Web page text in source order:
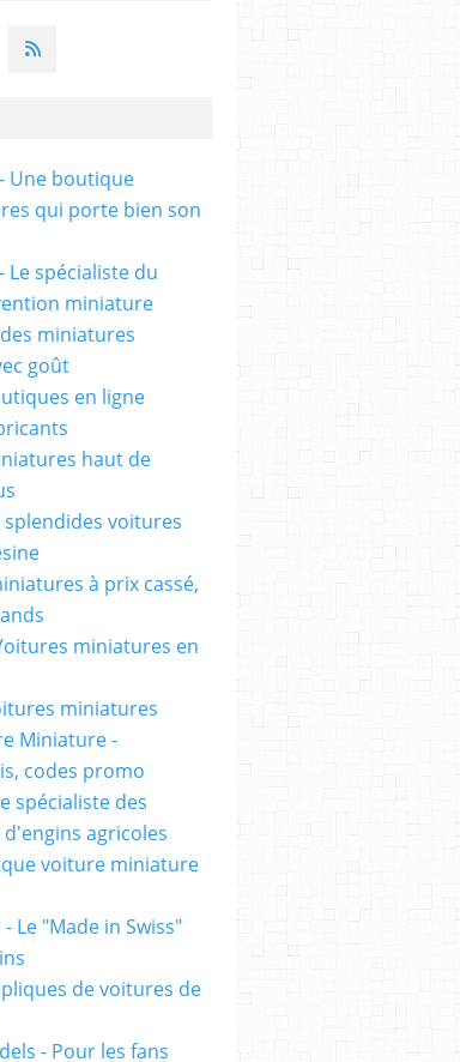
Une boutique
qui porte bien son
Le spécialiste du
miniature
miniatures
goût
en ligne
haut de
splendides voitures
à prix cassé,
miniatures en
miniatures
Miniature -
codes promo
spécialiste des
agricoles
voiture miniature
Le "Made in Swiss"
de voitures de
- Pour les fans